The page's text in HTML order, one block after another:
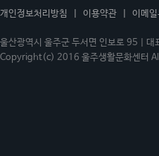
개인정보처리방침 이용약관 이메
울산광역시 울주군 두서면 인보로 95
Copyright(c) 2016 울주생활문화센터